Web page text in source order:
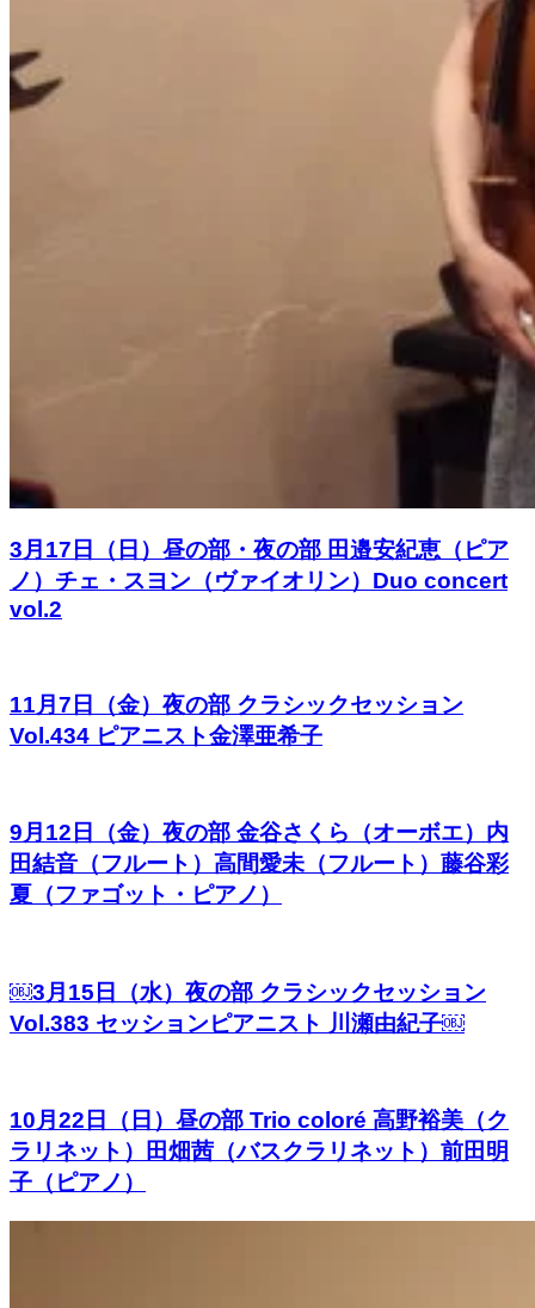
3月17日（日）昼の部・夜の部 田邉安紀恵（ピア
ノ）チェ・スヨン（ヴァイオリン）Duo concert
vol.2
11月7日（金）夜の部 クラシックセッション
Vol.434 ピアニスト金澤亜希子
9月12日（金）夜の部 金谷さくら（オーボエ）内
田結音（フルート）高間愛未（フルート）藤谷彩
夏（ファゴット・ピアノ）
￼3月15日（水）夜の部 クラシックセッション
Vol.383 セッションピアニスト 川瀬由紀子￼
10月22日（日）昼の部 Trio coloré 高野裕美（ク
ラリネット）田畑茜（バスクラリネット）前田明
子（ピアノ）